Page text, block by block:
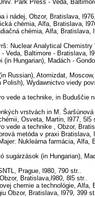
Park Press - Veda,
i nádej, Obzor, Bratislava,
chémia, Alfa, Bratislava,
chémia, Alfa, Bratislava,
Nuclear Analytical Chemistry
Veda, Baltimore - Bratislava,
Hungarian), Madách -
Russian), Atomizdat,
Wydawnictvo viedy
vede a technike, in Buduščie
vrstvách in M.
Osveta, Martin, l977, 5l5
vede a technike , Obzor,
metóda v praxi Bratislava,
Nukleárna farmácia, Alfa,
(in Hungarian),
Prague, l980, 790 str..
Bratislava,l980, 8l5 str..
chemie a technológie, Alfa,
Obzor, Bratislava, l979, 399